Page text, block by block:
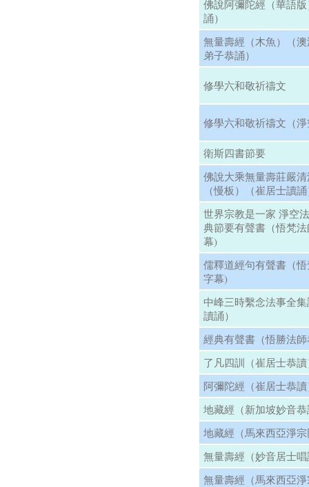
佛說阿彌陀經（華語
誦）
無量壽經（木魚）（
弟子恭誦）
修學六和敬祈禱文
修學六和敬祈禱文（
衛斯四書節要
佛說大乘無量壽莊嚴
（慢板）（崔居士讀
世界宗教是一家 淨空
典節要有聲書（悟梵
幕)
儒釋道經句有聲書（
字幕)
中峰三時繫念法事全
讀誦）
經典有聲書（悟勝法
了凡四訓（崔居士恭
阿彌陀經（崔居士恭
地藏經（新加坡妙音
地藏經（馬來西亞淨
無量壽經（妙音居士
無量壽經（馬來西亞